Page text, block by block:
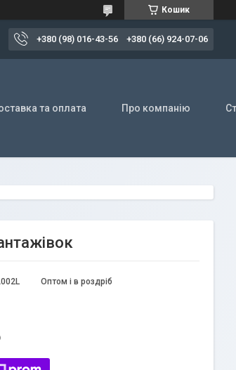
Кошик
+380 (98) 016-43-56 +380 (66) 924-07-06
та оплата Про компанію
Оптом і в роздріб